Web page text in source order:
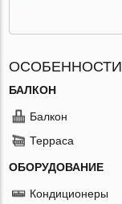
ОСОБЕННОСТИ
БАЛКОН
Балкон
Терраса
ОБОРУДОВАНИЕ
Кондиционеры